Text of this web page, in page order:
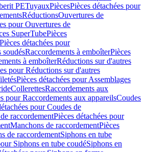
PETuyauxPiècesPièces détachées pour
RéductionsOuvertures de
pour Ouvertures de
SuperTubePièces
Pièces détachées pour
soudésRaccordements à emboîterPièces
à emboîterRéductions sur d'autres
pour Réductions sur d'autres
Pièces détachées pour Assemblages
CollerettesRaccordements aux
pour Raccordements aux appareilsCoudes
pour Coudes de
raccordementPièces détachées pour
Manchons de raccordementPièces
de raccordementSiphons en tube
Siphons en tube coudéSiphons en